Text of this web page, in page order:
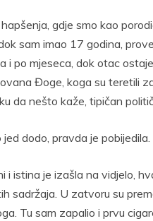
gdje smo kao
sam imao 17 godina,
i po mjeseca, dok otac
Đoge, koga su teretili
da nešto kaže, tipičan
dodo, pravda je pobijedila.
i istina je izašla na vidjelo,
sadržaja. U zatvoru su
Tu sam zapalio i prvu